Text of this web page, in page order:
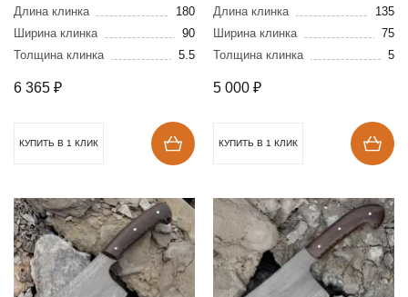
У-10
Длина клинка
180
Ширина клинка
90
Толщина клинка
5.5
6 365 ₽
КУПИТЬ В 1 КЛИК
95Х18
Длина клинка
135
Ширина клинка
75
Толщина клинка
5
5 000 ₽
КУПИТЬ В 1 КЛИК